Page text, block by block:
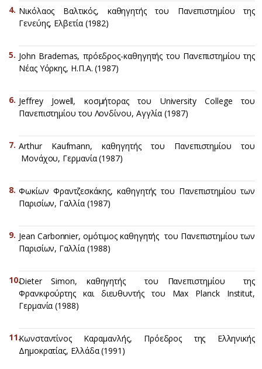
Νικόλαος Βαλτικός, καθηγητής του Πανεπιστημίου της
Γενεύης, Ελβετία (1982)
John Brademas, πρόεδρος-καθηγητής του Πανεπιστημίου της
Νέας Υόρκης, Η.Π.Α. (1987)
Jeffrey Jowell, κοσμήτορας του University College του
Πανεπιστημίου του Λονδίνου, Αγγλία (1987)
Arthur Kaufmann, καθηγητής του Πανεπιστημίου του
Μονάχου, Γερμανία (1987)
Φωκίων Φραντζεσκάκης, καθηγητής του Πανεπιστημίου των
Παρισίων, Γαλλία (1987)
Jean Carbonnier, ομότιμος καθηγητής του Πανεπιστημίου των
Παρισίων, Γαλλία (1988)
Dieter Simon, καθηγητής του Πανεπιστημίου της
Φρανκφούρτης και διευθυντής του Max Planck Institut,
Γερμανία (1988)
Κωνσταντίνος Καραμανλής, Πρόεδρος της Ελληνικής
Δημοκρατίας, Ελλάδα (1991)